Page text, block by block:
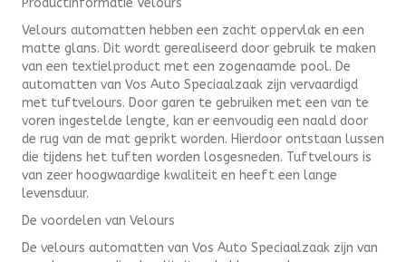
Productinformatie Velours
Velours automatten hebben een zacht oppervlak en een
matte glans. Dit wordt gerealiseerd door gebruik te maken
van een textielproduct met een zogenaamde pool. De
automatten van Vos Auto Speciaalzaak zijn vervaardigd
met tuftvelours. Door garen te gebruiken met een van te
voren ingestelde lengte, kan er eenvoudig een naald door
de rug van de mat geprikt worden. Hierdoor ontstaan lussen
die tijdens het tuften worden losgesneden. Tuftvelours is
van zeer hoogwaardige kwaliteit en heeft een lange
levensduur.
De voordelen van Velours
De velours automatten van Vos Auto Speciaalzaak zijn van